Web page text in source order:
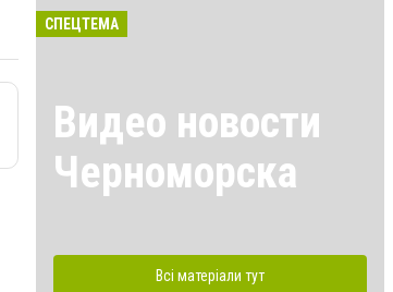
СПЕЦТЕМА
Видео новости
Черноморска
Всі матеріали тут